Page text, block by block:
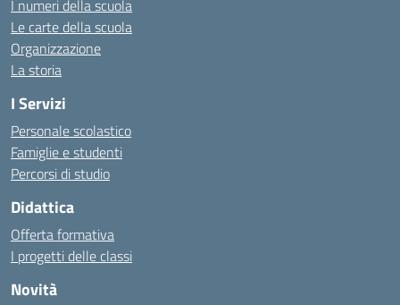
I numeri della scuola
Le carte della scuola
Organizzazione
La storia
I Servizi
Personale scolastico
Famiglie e studenti
Percorsi di studio
Didattica
Offerta formativa
I progetti delle classi
Novità